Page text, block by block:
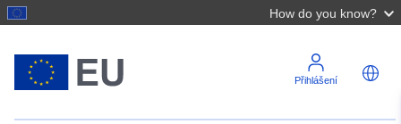
How do you know?
Přihlášení